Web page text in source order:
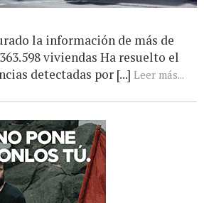
la información de más de
viviendas Ha resuelto el
detectadas por [...] Leer más...